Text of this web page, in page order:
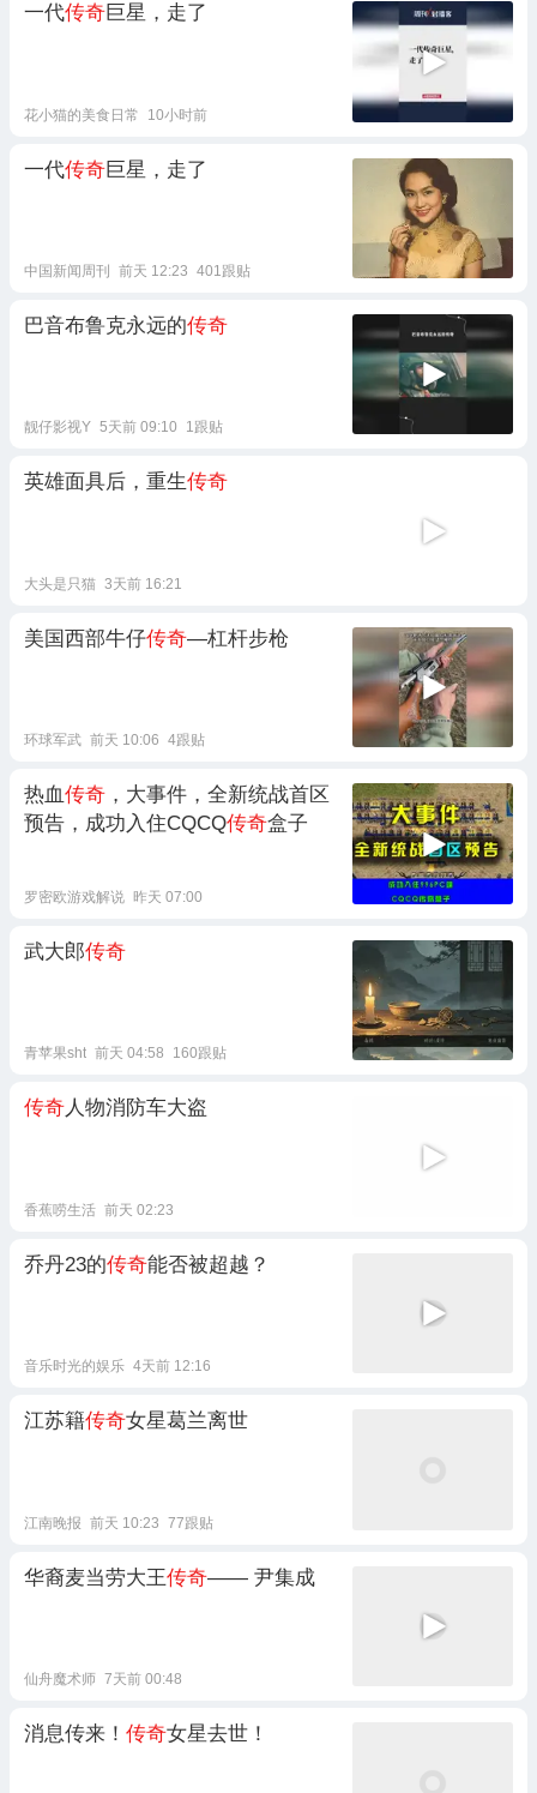
一代传奇巨星，走了
花小猫的美食日常 10小时前
一代传奇巨星，走了
中国新闻周刊 前天 12:23 401跟贴
巴音布鲁克永远的传奇
靓仔影视Y 5天前 09:10 1跟贴
英雄面具后，重生传奇
大头是只猫 3天前 16:21
美国西部牛仔传奇—杠杆步枪
环球军武 前天 10:06 4跟贴
热血传奇 ，大事件，全新统战首区
预告，成功入住CQCQ传奇盒子
罗密欧游戏解说 昨天 07:00
武大郎传奇
青苹果sht 前天 04:58 160跟贴
传奇人物消防车大盗
香蕉唠生活 前天 02:23
乔丹23的传奇能否被超越？
音乐时光的娱乐 4天前 12:16
江苏籍传奇女星葛兰离世
江南晚报 前天 10:23 77跟贴
华裔麦当劳大王传奇—— 尹集成
仙舟魔术师 7天前 00:48
消息传来！ 传奇女星去世！